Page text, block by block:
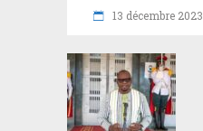
13 décembre 2023